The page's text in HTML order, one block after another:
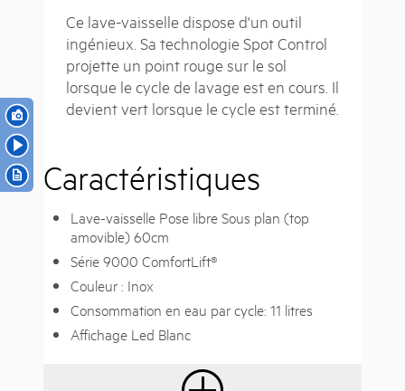
Ce lave-vaisselle dispose d'un outil
ingénieux. Sa technologie Spot Control
projette un point rouge sur le sol
lorsque le cycle de lavage est en cours. Il
devient vert lorsque le cycle est terminé.
Caractéristiques
Lave-vaisselle Pose libre Sous plan (top
amovible) 60cm
Série 9000 ComfortLift®
Couleur : Inox
Consommation en eau par cycle: 11 litres
Affichage Led Blanc